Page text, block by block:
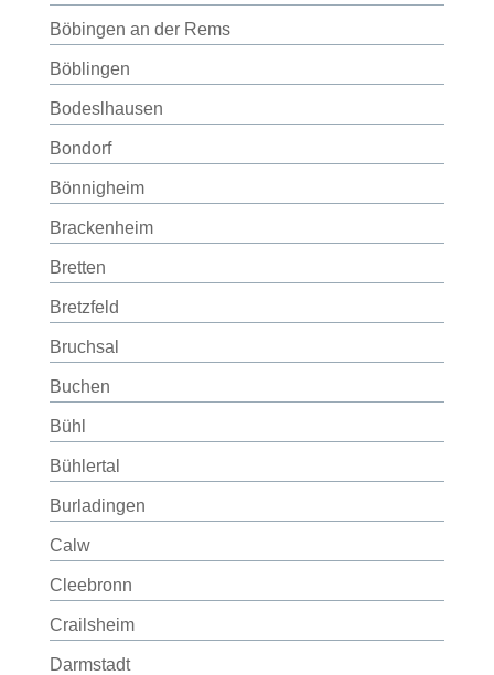
Böbingen an der Rems
Böblingen
Bodeslhausen
Bondorf
Bönnigheim
Brackenheim
Bretten
Bretzfeld
Bruchsal
Buchen
Bühl
Bühlertal
Burladingen
Calw
Cleebronn
Crailsheim
Darmstadt